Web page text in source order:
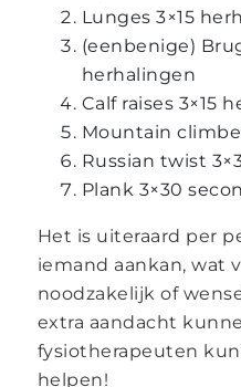
Lunges 3×15
(eenbenige)
herhalingen
Calf raises 3×15
Mountain
Russian twist
Plank 3×30
Het is uiteraard per
iemand aankan, wat
noodzakelijk of
extra aandacht
fysiotherapeuten
helpen!